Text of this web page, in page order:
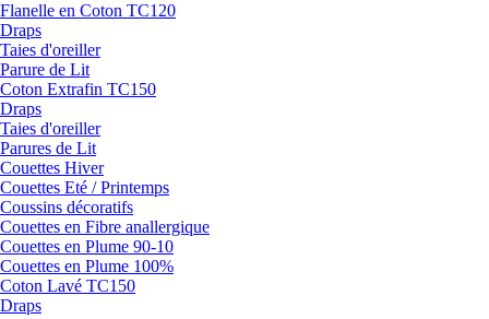
Flanelle en Coton TC120
Draps
Taies d'oreiller
Parure de Lit
Coton Extrafin TC150
Draps
Taies d'oreiller
Parures de Lit
Couettes Hiver
Couettes Eté / Printemps
Coussins décoratifs
Couettes en Fibre anallergique
Couettes en Plume 90-10
Couettes en Plume 100%
Coton Lavé TC150
Draps